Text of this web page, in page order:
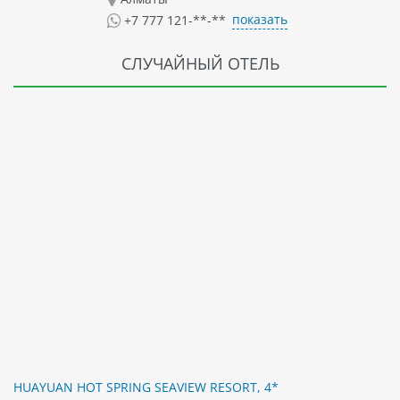
+7 777 121-**-** показать
СЛУЧАЙНЫЙ ОТЕЛЬ
HUAYUAN HOT SPRING SEAVIEW RESORT, 4*